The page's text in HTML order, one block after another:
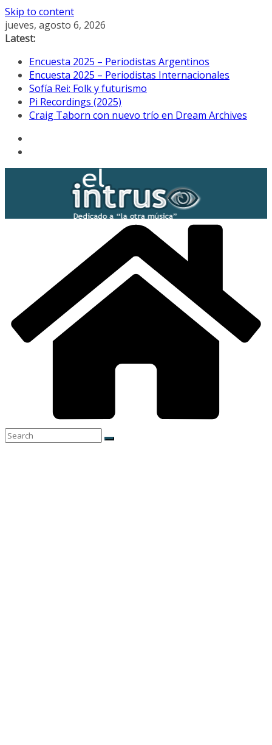
Skip to content
jueves, agosto 6, 2026
Latest:
Encuesta 2025 – Periodistas Argentinos
Encuesta 2025 – Periodistas Internacionales
Sofía Rei: Folk y futurismo
Pi Recordings (2025)
Craig Taborn con nuevo trío en Dream Archives